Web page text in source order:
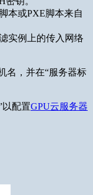
本或PXE脚本来自
实例上的传入网络
名，并在“服务器标
以配置GPU云服务器